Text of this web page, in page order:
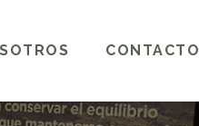
CONTACTO